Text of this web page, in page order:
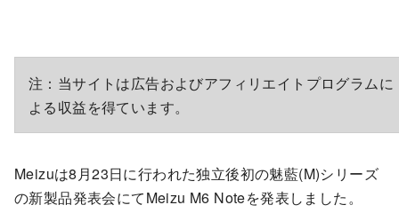
注：当サイトは広告およびアフィリエイトプログラムに
よる収益を得ています。
Meizuは8月23日に行われた独立後初の魅藍(M)シリーズ
の新製品発表会にてMeizu M6 Noteを発表しました。